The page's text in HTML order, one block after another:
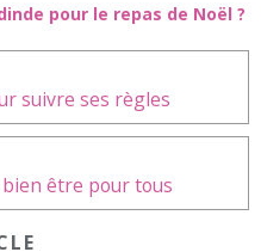
pour le repas de Noël ?
suivre ses règles
être pour tous